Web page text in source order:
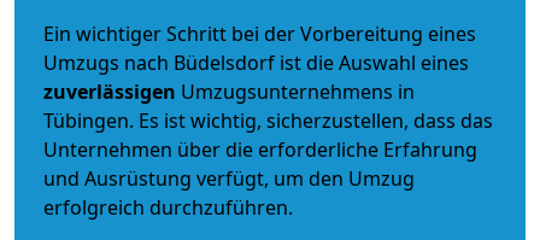
Ein wichtiger Schritt bei der Vorbereitung eines
Umzugs nach Büdelsdorf ist die Auswahl eines
zuverlässigen Umzugsunternehmens in
Tübingen. Es ist wichtig, sicherzustellen, dass das
Unternehmen über die erforderliche Erfahrung
und Ausrüstung verfügt, um den Umzug
erfolgreich durchzuführen.